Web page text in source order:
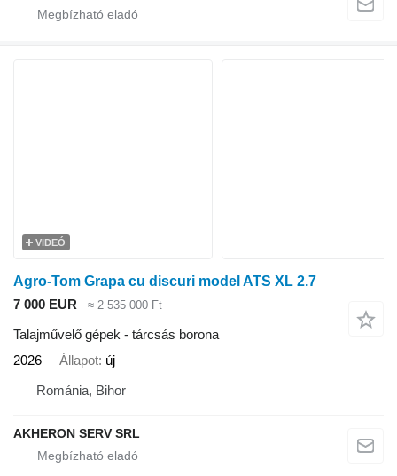
VIDEÓ
Agro-Tom Grapa cu discuri model ATS XL 2.7
7 000 EUR
≈ 2 535 000 Ft
Talajművelő gépek - tárcsás borona
2026
Állapot új
Románia, Bihor
AKHERON SERV SRL